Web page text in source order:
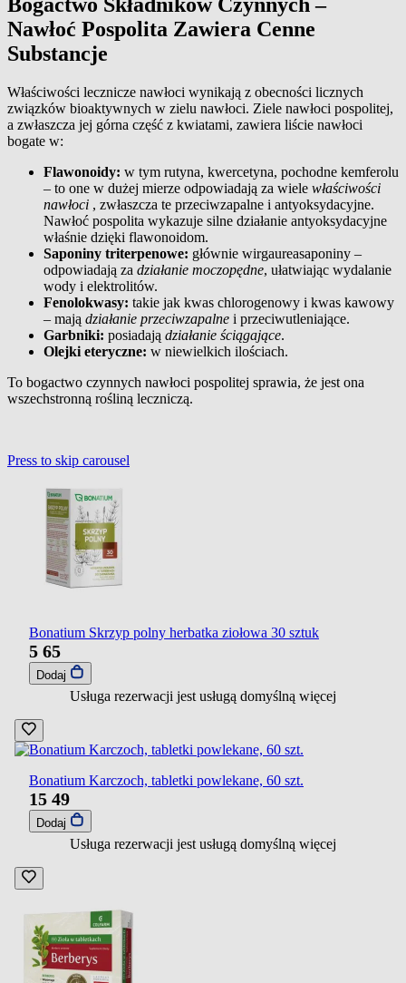
Nawłoć Pospolita Zawiera Cenne
Substancje
Właściwości lecznicze nawłoci wynikają z obecności licznych
związków bioaktywnych w zielu nawłoci. Ziele nawłoci pospolitej,
a zwłaszcza jej górna część z kwiatami, zawiera liście nawłoci
bogate w:
Flawonoidy: w tym rutyna, kwercetyna, pochodne kemferolu
– to one w dużej mierze odpowiadają za wiele właściwości
nawłoci , zwłaszcza te przeciwzapalne i antyoksydacyjne.
Nawłoć pospolita wykazuje silne działanie antyoksydacyjne
właśnie dzięki flawonoidom.
Saponiny triterpenowe: głównie wirgaureasaponiny –
odpowiadają za działanie moczopędne, ułatwiając wydalanie
wody i elektrolitów.
Fenolokwasy: takie jak kwas chlorogenowy i kwas kawowy
– mają działanie przeciwzapalne i przeciwutleniające.
Garbniki: posiadają działanie ściągające.
Olejki eteryczne: w niewielkich ilościach.
To bogactwo czynnych nawłoci pospolitej sprawia, że jest ona
wszechstronną rośliną leczniczą.
Press to skip carousel
Bonatium Skrzyp polny herbatka ziołowa 30 sztuk
5 65
Dodaj
Usługa rezerwacji jest usługą domyślną więcej
Bonatium Karczoch, tabletki powlekane, 60 szt.
15 49
Dodaj
Usługa rezerwacji jest usługą domyślną więcej